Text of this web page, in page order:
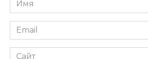
Email
Сайт